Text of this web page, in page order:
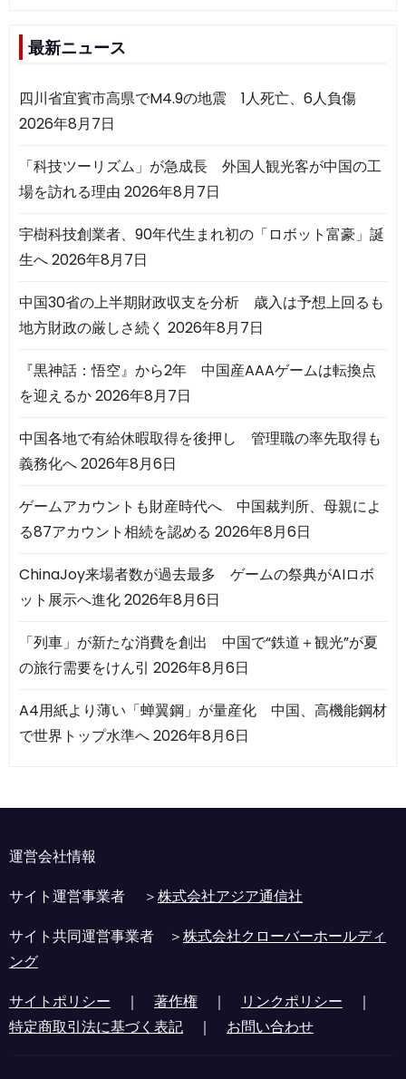
最新ニュース
四川省宜賓市高県でM4.9の地震 1人死亡、6人負傷
2026年8月7日
「科技ツーリズム」が急成長 外国人観光客が中国の工
場を訪れる理由 2026年8月7日
宇樹科技創業者、90年代生まれ初の「ロボット富豪」誕
生へ2026年8月7日
中国30省の上半期財政収支を分析 歳入は予想上回るも
地方財政の厳しさ続く 2026年8月7日
『黒神話：悟空』から2年 中国産AAAゲームは転換点
を迎えるか2026年8月7日
中国各地で有給休暇取得を後押し 管理職の率先取得も
義務化へ2026年8月6日
ゲームアカウントも財産時代へ 中国裁判所、母親によ
る87アカウント相続を認める 2026年8月6日
ChinaJoy来場者数が過去最多 ゲームの祭典がAIロボ
ット展示へ進化2026年8月6日
「列車」が新たな消費を創出 中国で“鉄道＋観光”が夏
の旅行需要をけん引 2026年8月6日
A4用紙より薄い「蝉翼鋼」が量産化 中国、高機能鋼材
で世界トップ水準へ2026年8月6日
運営会社情報
サイト運営事業者 ＞株式会社アジア通信社
サイト共同運営事業者 ＞株式会社クローバーホールディ
ング
サイトポリシー ｜ 著作権 ｜ リンクポリシー ｜
特定商取引法に基づく表記 ｜ お問い合わせ